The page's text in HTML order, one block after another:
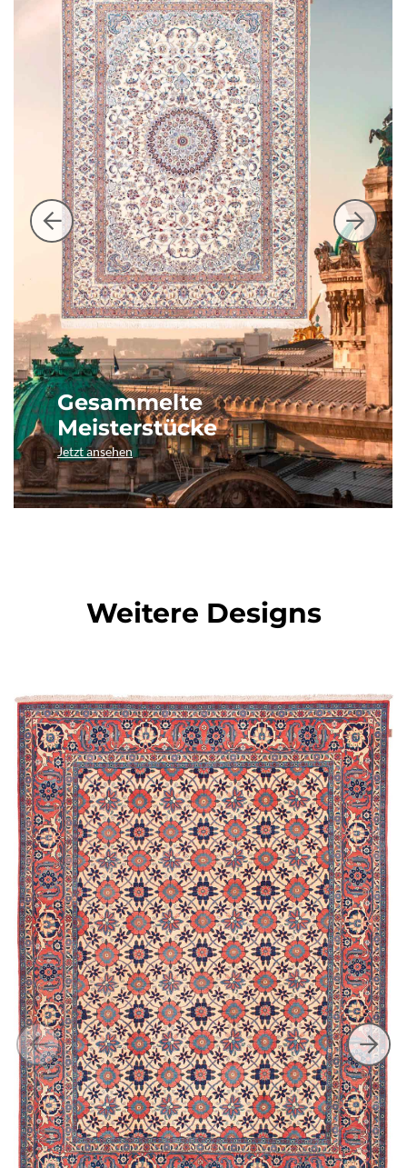
Gesammelte
Meisterstücke
Jetzt ansehen
Weitere Designs